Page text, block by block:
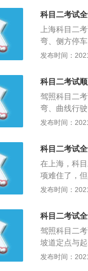
器挡位，雾
进入湿滑路
方向通过。
速度从三门
五项必考，
科目二考试
上海科目二
弯、侧方停
点停车和起
己这边考5个
的，相比他
发布时间：
科目二考试
驾照科目二
弯、曲线行
二，又称路
弯道行驶五
发布时间：
科目二考试
在上海，科
项难住了，
没有太大的
过50厘米就
二中坡道定
目；3、侧方
求，新增触
行驶，曲线
发布时间：
科目二考试
驾照科目二
坡道定点与
科目二要考8
发布时间：